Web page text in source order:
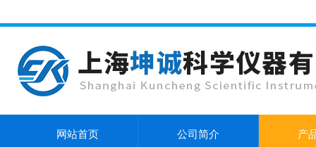
网站首页 公司简介 产